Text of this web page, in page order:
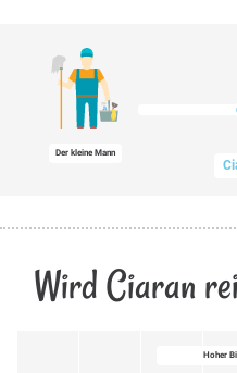
Der kleine Mann
Wird Ciaran
Hoher